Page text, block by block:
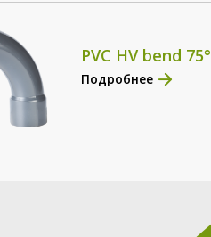
PVC HV bend 75°
Подробнее